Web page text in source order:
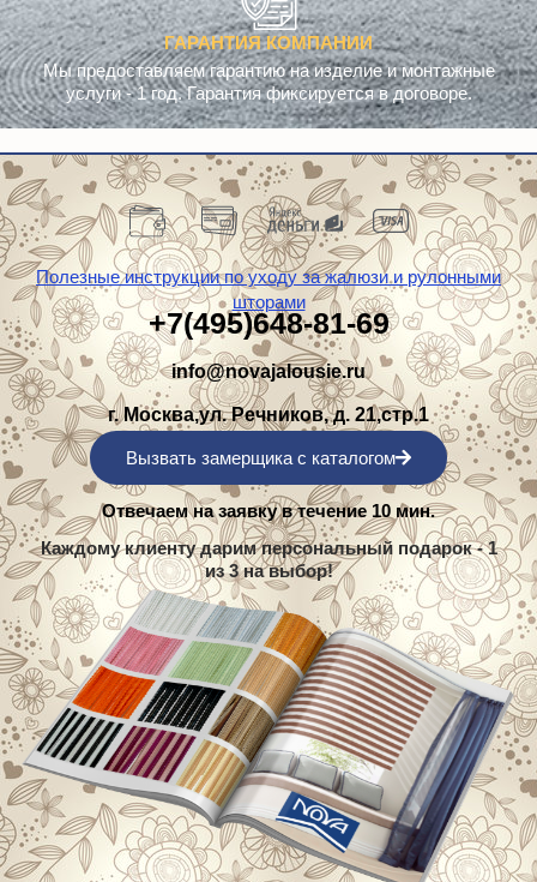
ГАРАНТИЯ КОМПАНИИ
Мы предоставляем гарантию на изделие и монтажные
услуги - 1 год. Гарантия фиксируется в договоре.
Полезные инструкции по уходу за жалюзи и рулонными
шторами
+7(495)648-81-69
info@novajalousie.ru
г. Москва,ул. Речников, д. 21,стр.1
Вызвать замерщика с каталогом
Отвечаем на заявку в течение 10 мин.
Каждому клиенту дарим персональный подарок - 1
из 3 на выбор!